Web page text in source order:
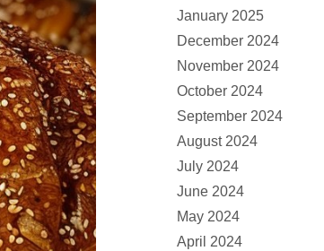
January 2025
December 2024
November 2024
October 2024
September 2024
August 2024
July 2024
June 2024
May 2024
April 2024